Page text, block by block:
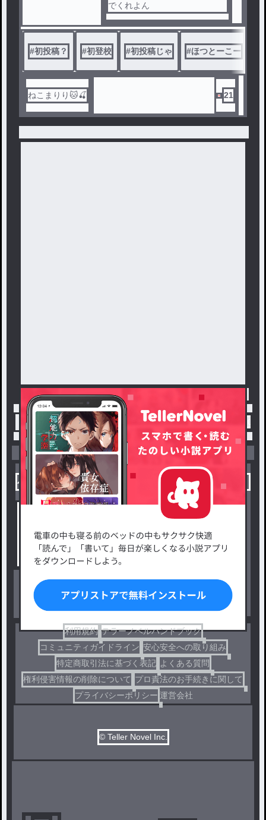
でくれよん
#初投稿？ #初登校 #初投稿じゃ #ほつとーこー
ねこまりり🐱🍒 21
トップ 「ねこまりり🐱🍒」最新作：フォロワー200
小説を探す
小説コンテスト応募・公募
出版・メディアミックス作品
ジャンルから探す
恋愛・ロマンス
ファンタジー・異世界・SF
ドラマ
利用規約 テラーノベルハンドブック
コミュニティガイドライン 安心安全への取り組み
特定商取引法に基づく表記 よくある質問
権利侵害情報の削除について プロ責法のお手続きに関して
プライバシーポリシー 運営会社
© Teller Novel Inc.